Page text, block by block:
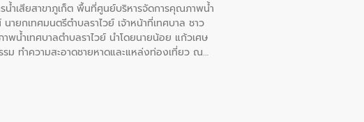
ำเสียสาขาภูเก็ต พื้นที่ศูนย์บริหารจัดการคุณภาพน้ำ
ายกเทศมนตรีตำบลราไวย์ เจ้าหน้าที่เทศบาล ชาว
พน้ำเทศบาลตำบลราไวย์ นำโดยนายน้อย แก้วเศษ
ม ทำความสะอาดชายหาดและแหล่งท่องเที่ยว ณ